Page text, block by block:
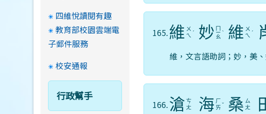
165.維 ㄨ
ㄟ ˊ 妙 ㄇ
ㄧ
ㄠ
ˋ 維 ㄨ
ㄟ ˊ
維，文言語助詞；妙，美
166.滄 ㄘ
ㄤ
海 ㄏ
ㄞ ˇ 桑 ㄙ
ㄤ
四維悅讀閱有趣
教育部校園雲端電
子郵件服務
校安通報
行政幫手